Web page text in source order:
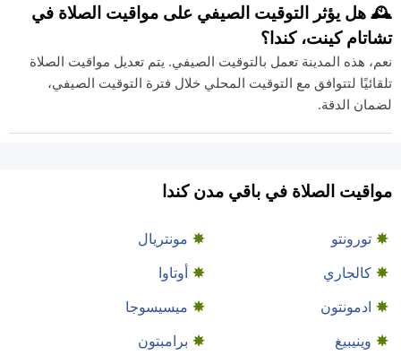
🕰️ هل يؤثر التوقيت الصيفي على مواقيت الصلاة في
تشاتام كينت، كندا؟
نعم، هذه المدينة تعمل بالتوقيت الصيفي. يتم تعديل مواقيت الصلاة
تلقائيًا لتتوافق مع التوقيت المحلي خلال فترة التوقيت الصيفي،
لضمان الدقة.
مواقيت الصلاة في باقي مدن كندا
تورونتو
مونتريال
كالجاري
أوتاوا
ادمونتون
ميسيسوجا
وينيبيغ
برامبتون